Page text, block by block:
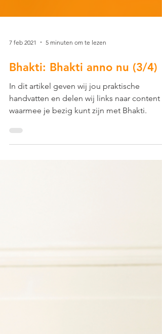
Bhakti: Bhakti anno nu (3/4)
handvatten en delen wij links naar content
waarmee je bezig kunt zijn met Bhakti.